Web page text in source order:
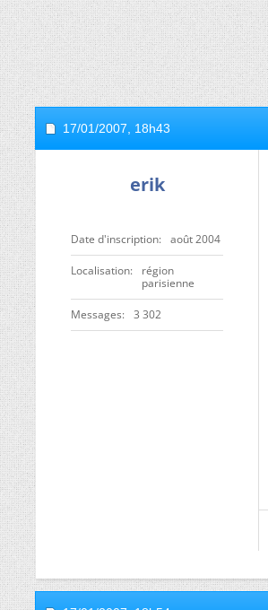
17/01/2007, 18h43
erik
Date d'inscription août 2004
Localisation
région
parisienne
Messages 3 302